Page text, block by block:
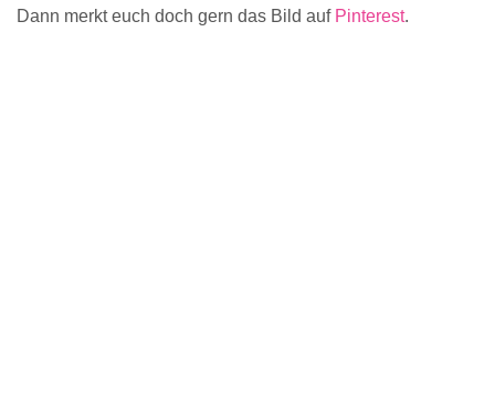
Dann merkt euch doch gern das Bild auf Pinterest.